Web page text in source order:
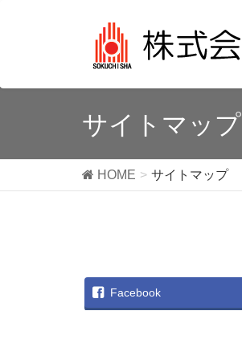
サイトマップ
HOME サイトマップ
Facebook